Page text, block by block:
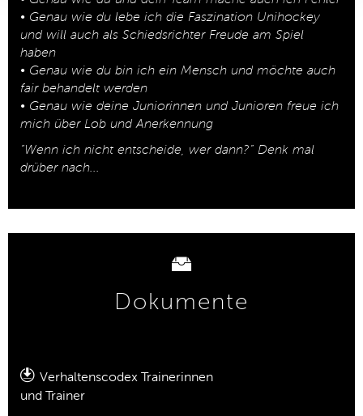
• Genau wie du lebe ich die Faszination Unihockey
und will auch als Schiedsrichter Freude am Spiel
haben
• Genau wie du bin ich ein Mensch und möchte auch
fair behandelt werden
• Genau wie deine Juniorinnen und Junioren freue ich
mich über Lob und Anerkennung
“Wenn ich nicht entscheide, wer dann?” Denk mal
drüber nach...
Dokumente
Verhaltenscodex Trainerinnen
und Trainer